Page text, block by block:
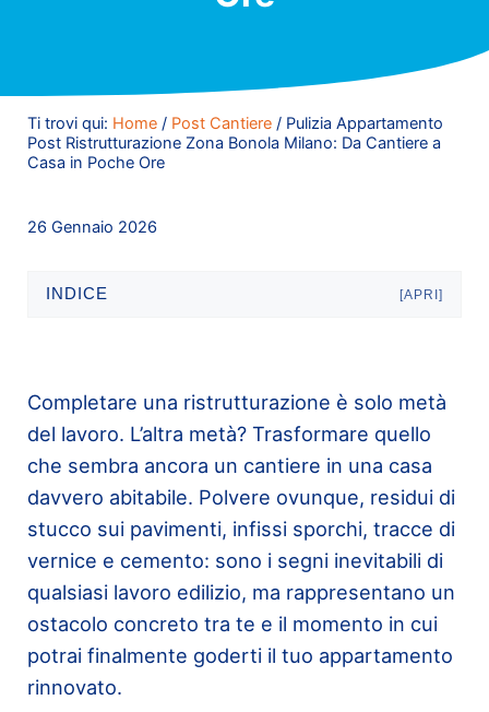
Ti trovi qui: Home / Post Cantiere /Pulizia Appartamento
Post Ristrutturazione Zona Bonola Milano: Da Cantiere a
Casa in Poche Ore
26 Gennaio 2026
INDICE [APRI]
Completare una ristrutturazione è solo metà
del lavoro. L’altra metà? Trasformare quello
che sembra ancora un cantiere in una casa
davvero abitabile. Polvere ovunque, residui di
stucco sui pavimenti, infissi sporchi, tracce di
vernice e cemento: sono i segni inevitabili di
qualsiasi lavoro edilizio, ma rappresentano un
ostacolo concreto tra te e il momento in cui
potrai finalmente goderti il tuo appartamento
rinnovato.